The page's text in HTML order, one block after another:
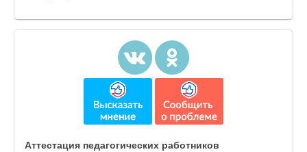
Аттестация педагогических работников